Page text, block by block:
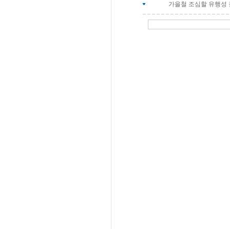
가을철 조심할 유행성